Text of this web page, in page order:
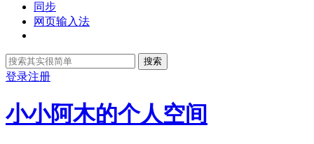
同步
网页输入法
搜索
登录注册
小小阿木的个人空间